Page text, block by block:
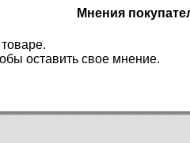
Мнения
оставить свое мнение.